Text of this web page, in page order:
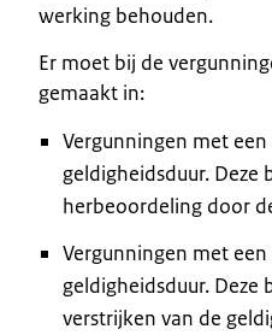
werking behouden.
Er moet bij de
gemaakt in:
Vergunningen met
geldigheidsduur. Deze
herbeoordeling door
Vergunningen met
geldigheidsduur.
verstrijken van de